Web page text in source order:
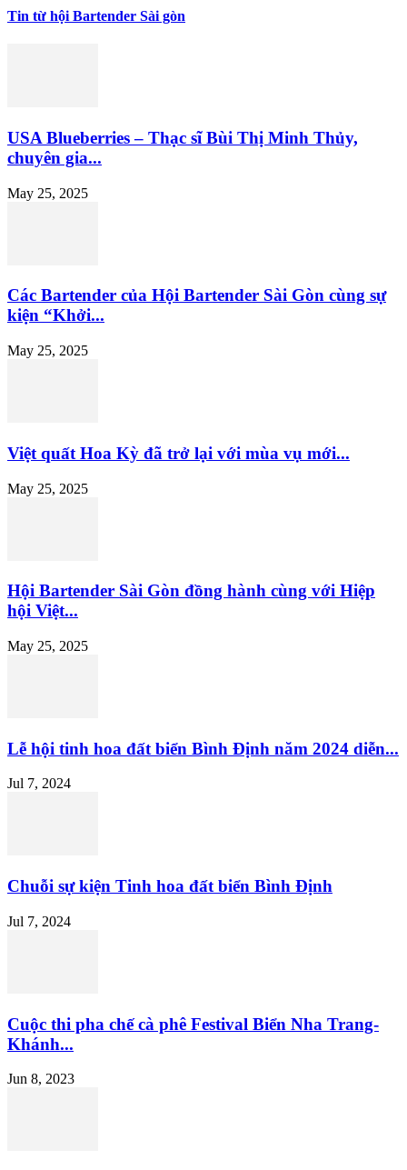
Tin từ hội Bartender Sài gòn
USA Blueberries – Thạc sĩ Bùi Thị Minh Thủy,
chuyên gia...
May 25, 2025
Các Bartender của Hội Bartender Sài Gòn cùng sự
kiện “Khởi...
May 25, 2025
Việt quất Hoa Kỳ đã trở lại với mùa vụ mới...
May 25, 2025
Hội Bartender Sài Gòn đồng hành cùng với Hiệp
hội Việt...
May 25, 2025
Lễ hội tinh hoa đất biển Bình Định năm 2024 diễn...
Jul 7, 2024
Chuỗi sự kiện Tinh hoa đất biển Bình Định
Jul 7, 2024
Cuộc thi pha chế cà phê Festival Biển Nha Trang-
Khánh...
Jun 8, 2023